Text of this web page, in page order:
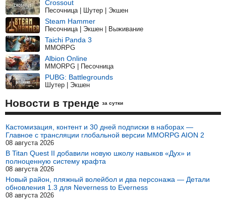
Crossout
Песочница | Шутер | Экшен
Steam Hammer
Песочница | Экшен | Выживание
Taichi Panda 3
MMORPG
Albion Online
MMORPG | Песочница
PUBG: Battlegrounds
Шутер | Экшен
Новости в тренде за сутки
Кастомизация, контент и 30 дней подписки в наборах —
Главное с трансляции глобальной версии MMORPG AION 2
08 августа 2026
В Titan Quest II добавили новую школу навыков «Дух» и
полноценную систему крафта
08 августа 2026
Новый район, пляжный волейбол и два персонажа — Детали
обновления 1.3 для Neverness to Everness
08 августа 2026